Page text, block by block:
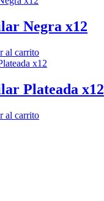
Negra x12
al carrito
Plateada x12
al carrito